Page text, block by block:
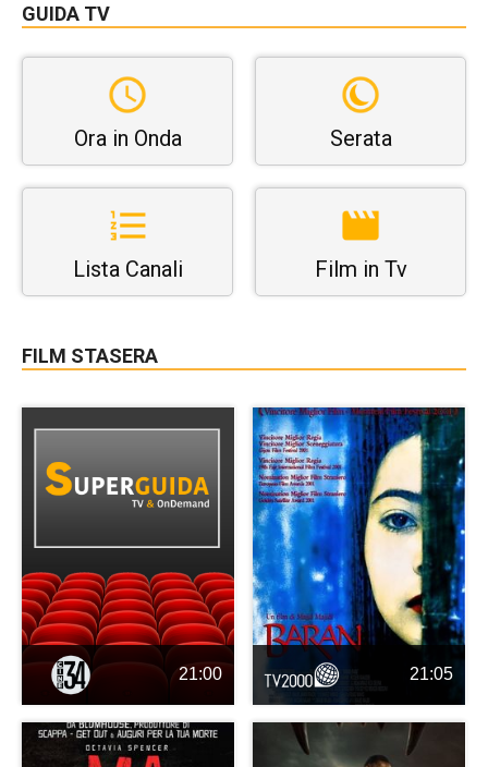
GUIDA TV
Ora in Onda Serata
Lista Canali Film in Tv
FILM STASERA
21:00 21:05